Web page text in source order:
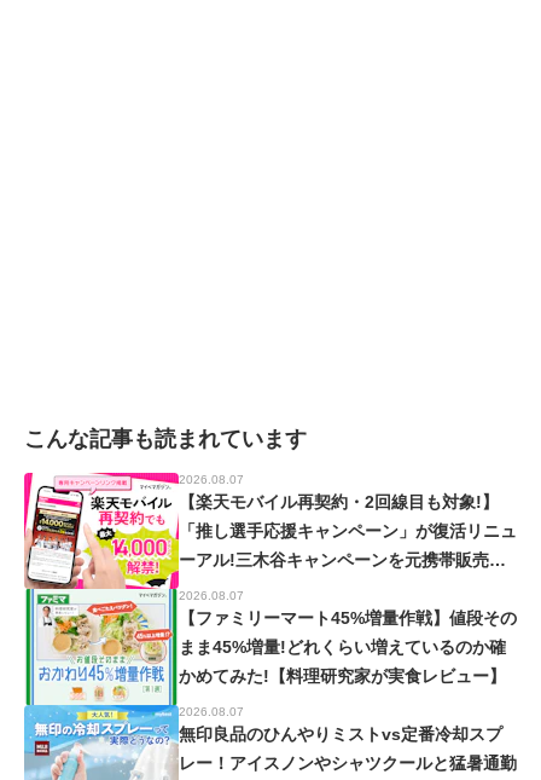
こんな記事も読まれています
2026.08.07
【楽天モバイル再契約・2回線目も対象!】
「推し選手応援キャンペーン」が復活リニュ
ーアル!三木谷キャンペーンを元携帯販売員
が徹底解説!【楽天イーグルス・ヴィッセル
神戸】
2026.08.07
【ファミリーマート45%増量作戦】値段その
まま45%増量!どれくらい増えているのか確
かめてみた!【料理研究家が実食レビュー】
2026.08.07
無印良品のひんやりミストvs定番冷却スプ
レー！アイスノンやシャツクールと猛暑通勤